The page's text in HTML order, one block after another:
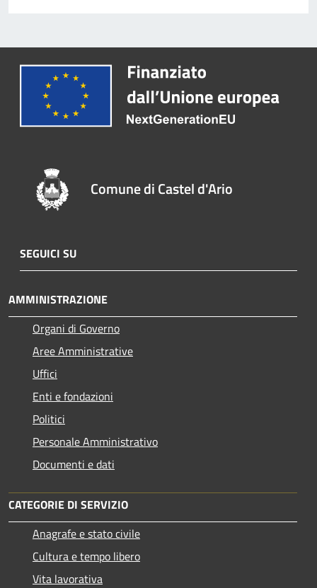
Comune di Castel d'Ario
SEGUICI SU
AMMINISTRAZIONE
Organi di Governo
Aree Amministrative
Uffici
Enti e fondazioni
Politici
Personale Amministrativo
Documenti e dati
CATEGORIE DI SERVIZIO
Anagrafe e stato civile
Cultura e tempo libero
Vita lavorativa